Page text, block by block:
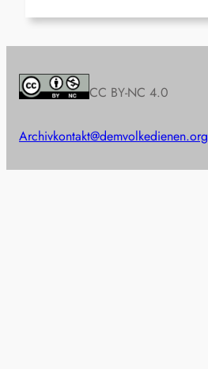
CC BY-NC 4.0
Archivkontakt@demvolkedienen.org